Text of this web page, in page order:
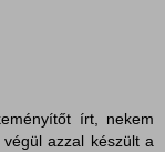
írt, nekem
azzal készült a